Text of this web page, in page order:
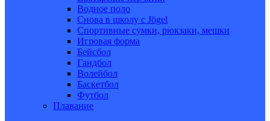
Водное поло
Снова в школу c Jögel
Спортивные сумки, рюкзаки, мешки
Игровая форма
Бейсбол
Гандбол
Волейбол
Баскетбол
Футбол
Плавание